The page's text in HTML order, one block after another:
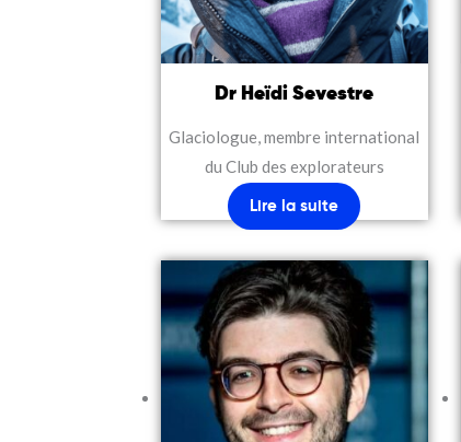
Dr Heïdi Sevestre
Glaciologue, membre international
du Club des explorateurs
Lire la suite